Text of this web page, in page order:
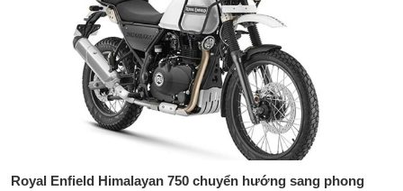
Royal Enfield Himalayan 750 chuyển hướng sang phong